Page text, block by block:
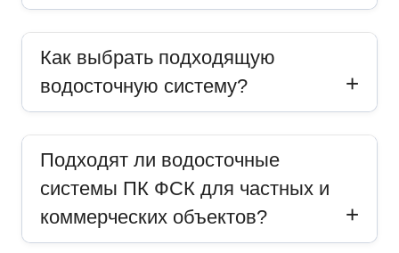
Как выбрать подходящую
водосточную систему?
Подходят ли водосточные
системы ПК ФСК для частных и
коммерческих объектов?